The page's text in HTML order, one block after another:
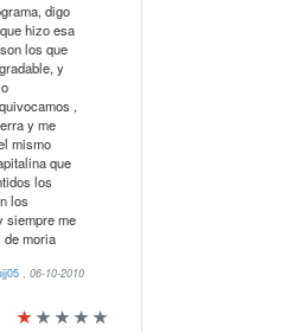
digo
hizo esa
los que
y
,
y me
mismo
que
los
los
siempre me
de moria
,06-10-2010